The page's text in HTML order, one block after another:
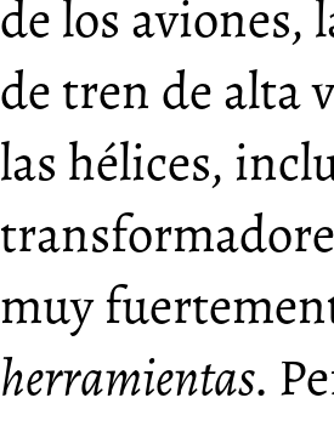
de los aviones,
de tren de alta
las hélices,
muy
herramientas.